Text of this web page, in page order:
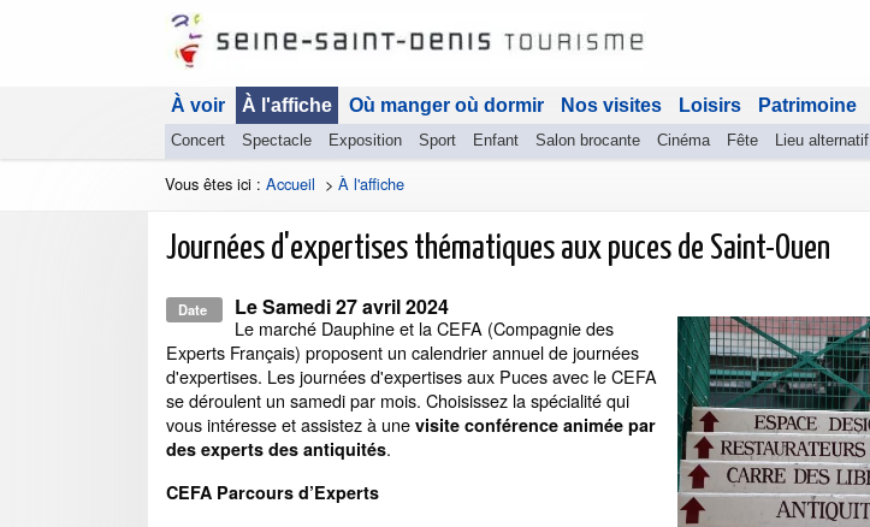
À voir À l'affiche
Concert Spectacle Exposition Sport Enfant Salon brocante Cinéma Fête Lieu alternatif
Où manger où dormir Nos visites Loisirs Patrimoine
Vous êtes ici : Accueil > À l'affiche
Journées d'expertises thématiques aux puces de Saint-Ouen
Date LeSamedi 27 avril 2024
Le marché Dauphine et la CEFA (Compagnie des
Experts Français) proposent un calendrier annuel de journées
d'expertises. Les journées d'expertises aux Puces avec le CEFA
se déroulent un samedi par mois. Choisissez la spécialité qui
vous intéresse et assistez à une visite conférence animée par
des experts des antiquités.
CEFA Parcours d’Experts